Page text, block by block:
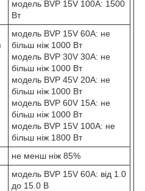
модель BVP 15V 100A: 1500
Вт
модель BVP 15V 60A: не
більш ніж 1000 Вт
модель BVP 30V 30A: не
більш ніж 1000 Вт
модель BVP 45V 20A: не
більш ніж 1000 Вт
модель BVP 60V 15A: не
більш ніж 1000 Вт
модель BVP 15V 100A: не
більш ніж 1800 Вт
не менш ніж 85%
модель BVP 15V 60A: від 1.0
до 15.0 В